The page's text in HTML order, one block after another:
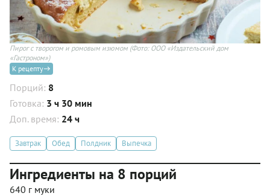
Пирог с творогом и ромовым изюмом (Фото: ООО «Издательский дом
«Гастроном»)
К рецепту
Порций: 8
Готовка: 3 ч 30 мин
Доп. время: 24 ч
Завтрак Обед Полдник Выпечка
Ингредиенты на 8 порций
640 г муки